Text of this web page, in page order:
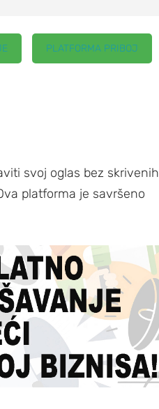
PLATFORMA PRIBOJ
svoj oglas bez skrivenih
platforma je savršeno